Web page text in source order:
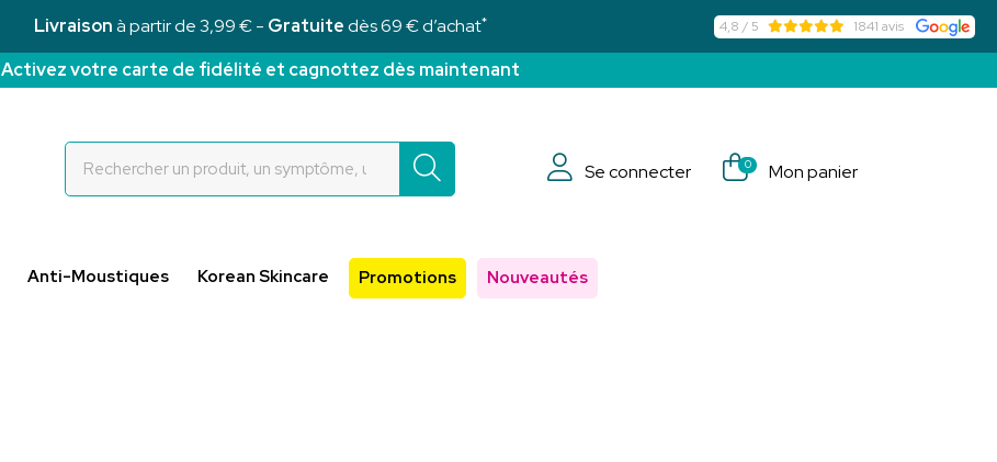
Livraisonà partir de 3,99 € - Gratuitedès 69 € d’achat* 4,8 / 5 1841 avis
Activez votre carte de fidélité et cagnottez dès maintenant
Se connecter
0 Mon panier
Anti-Moustiques Korean Skincare Promotions Nouveautés